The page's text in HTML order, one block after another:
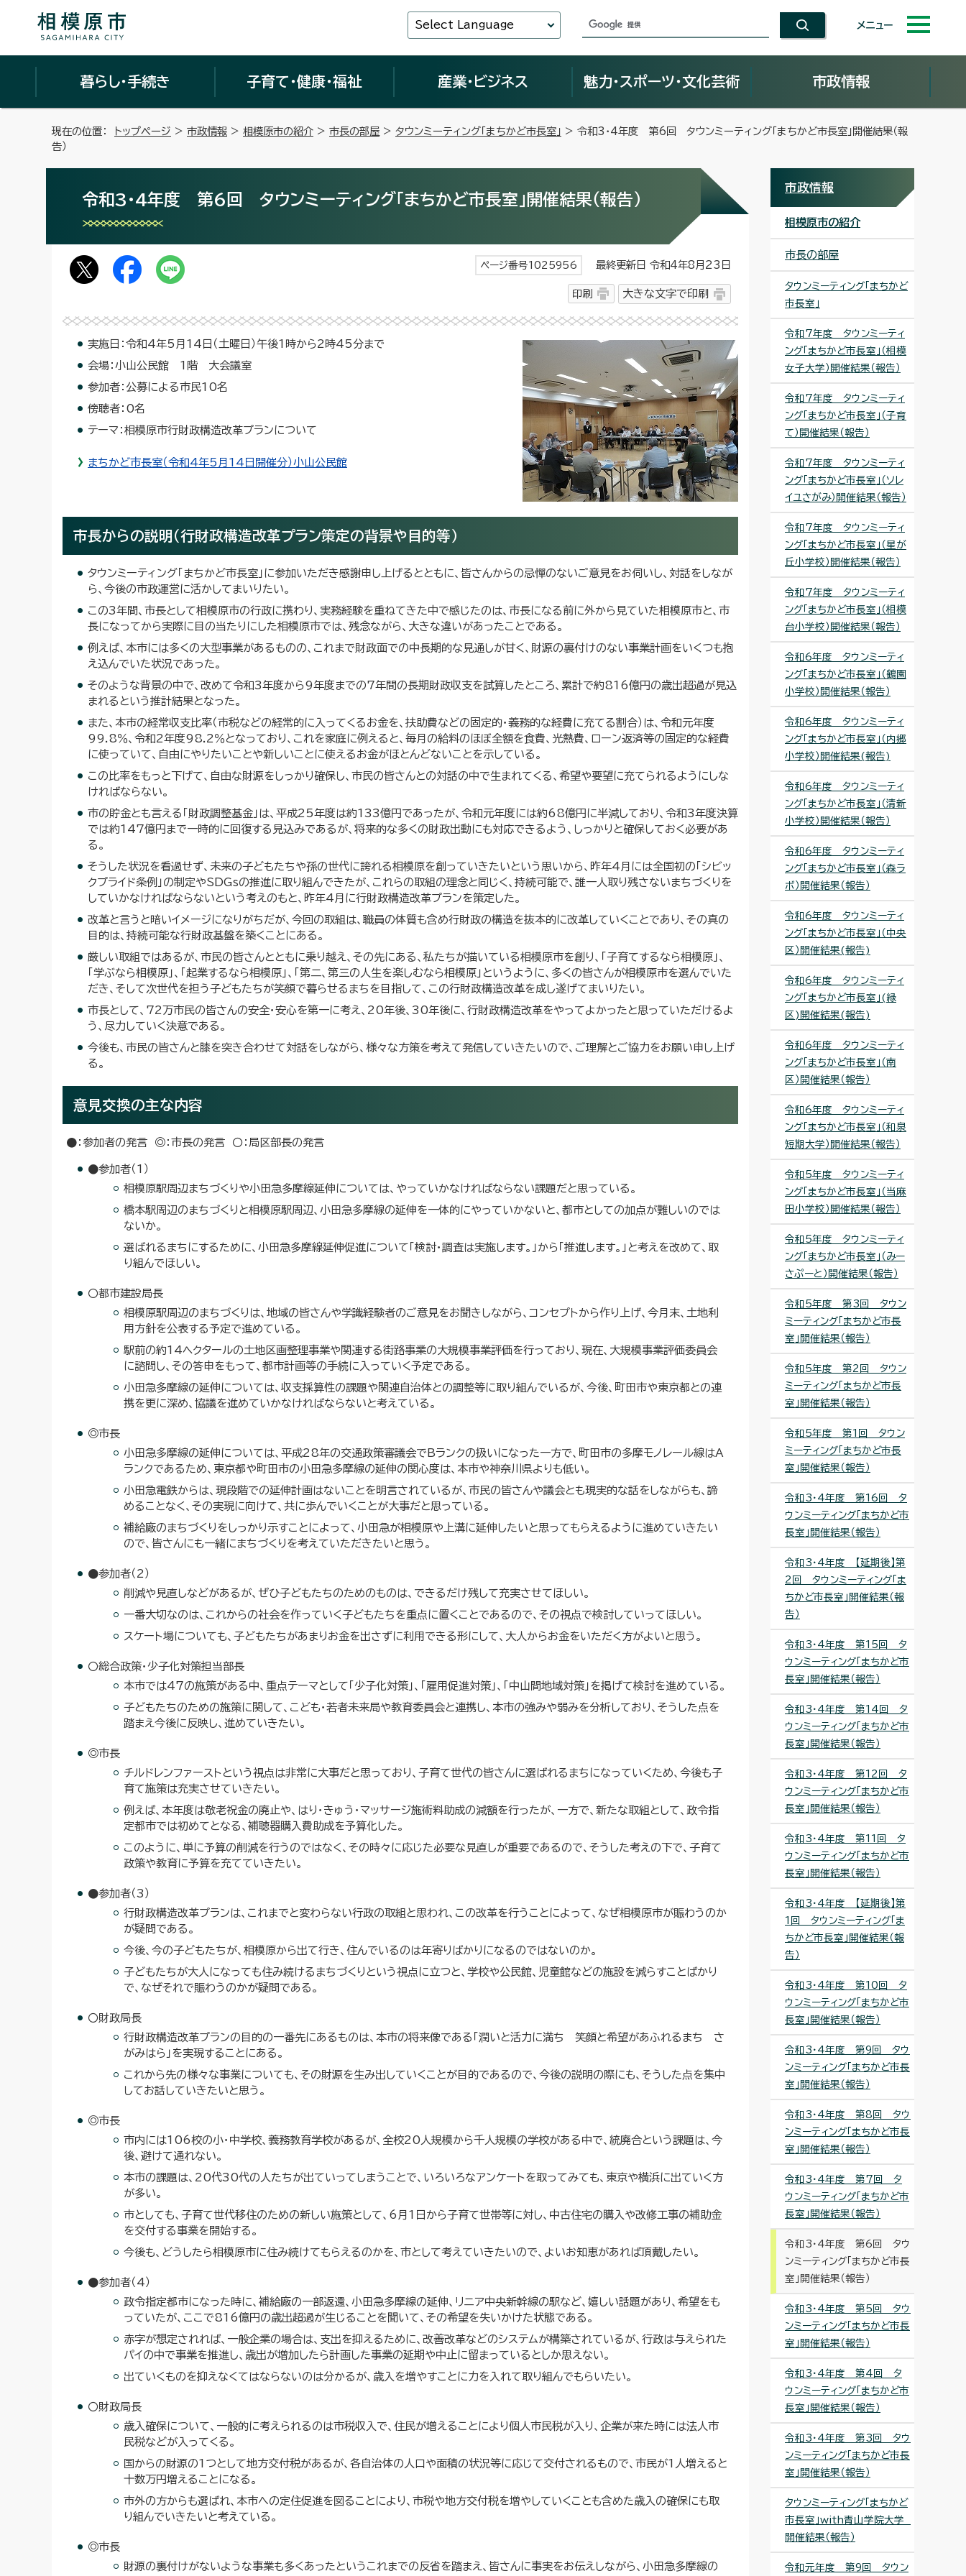
Select Language メニュー
暮らし・手続き 子育て・健康・福祉 産業・ビジネス 魅力・スポーツ・文化芸術 市政情報
現在の位置： トップページ > 市政情報 > 相模原市の紹介 > 市長の部屋 > タウンミーティング「まちかど市長室」 > 令和3・4年度 第6回 タウンミーティング「まちかど市長室」開催結果（報
告）
令和3・4年度 第6回 タウンミーティング「まちかど市長室」開催結果（報告）
ページ番号1025956 最終更新日 令和4年8月23日
印刷 大きな文字で印刷
実施日：令和4年5月14日（土曜日）午後1時から2時45分まで
会場：小山公民館 1階 大会議室
参加者：公募による市民10名
傍聴者：0名
テーマ：相模原市行財政構造改革プランについて
まちかど市長室（令和4年5月14日開催分）小山公民館
市長からの説明（行財政構造改革プラン策定の背景や目的等）
タウンミーティング「まちかど市長室」に参加いただき感謝申し上げるとともに、皆さんからの忌憚のないご意見をお伺いし、対話をしなが
ら、今後の市政運営に活かしてまいりたい。
この3年間、市長として相模原市の行政に携わり、実務経験を重ねてきた中で感じたのは、市長になる前に外から見ていた相模原市と、市
長になってから実際に目の当たりにした相模原市では、残念ながら、大きな違いがあったことである。
例えば、本市には多くの大型事業があるものの、これまで財政面での中長期的な見通しが甘く、財源の裏付けのない事業計画をいくつも抱
え込んでいた状況であった。
そのような背景の中で、改めて令和3年度から9年度までの7年間の長期財政収支を試算したところ、累計で約816億円の歳出超過が見込
まれるという推計結果となった。
また、本市の経常収支比率（市税などの経常的に入ってくるお金を、扶助費などの固定的・義務的な経費に充てる割合）は、令和元年度
99.8％、令和2年度98.2％となっており、これを家庭に例えると、毎月の給料のほぼ全額を食費、光熱費、ローン返済等の固定的な経費
に使っていて、自由にやりたいことや新しいことに使えるお金がほとんどないことを示している。
この比率をもっと下げて、自由な財源をしっかり確保し、市民の皆さんとの対話の中で生まれてくる、希望や要望に充てられるようにしな
ければならない。
市の貯金とも言える「財政調整基金」は、平成25年度は約133億円であったが、令和元年度には約68億円に半減しており、令和3年度決算
では約147億円まで一時的に回復する見込みであるが、将来的な多くの財政出動にも対応できるよう、しっかりと確保しておく必要があ
る。
そうした状況を看過せず、未来の子どもたちや孫の世代に誇れる相模原を創っていきたいという思いから、昨年4月には全国初の「シビッ
クプライド条例」の制定やSDGsの推進に取り組んできたが、これらの取組の理念と同じく、持続可能で、誰一人取り残さないまちづくりを
していかなければならないという考えのもと、昨年4月に行財政構造改革プランを策定した。
改革と言うと暗いイメージになりがちだが、今回の取組は、職員の体質も含め行財政の構造を抜本的に改革していくことであり、その真の
目的は、持続可能な行財政基盤を築くことにある。
厳しい取組ではあるが、市民の皆さんとともに乗り越え、その先にある、私たちが描いている相模原市を創り、「子育てするなら相模原」、
「学ぶなら相模原」、「起業するなら相模原」、「第二、第三の人生を楽しむなら相模原」というように、多くの皆さんが相模原市を選んでいた
だき、そして次世代を担う子どもたちが笑顔で暮らせるまちを目指して、この行財政構造改革を成し遂げてまいりたい。
市長として、72万市民の皆さんの安全・安心を第一に考え、20年後、30年後に、行財政構造改革をやってよかったと思っていただけるよ
う、尽力していく決意である。
今後も、市民の皆さんと膝を突き合わせて対話をしながら、様々な方策を考えて発信していきたいので、ご理解とご協力をお願い申し上げ
る。
意見交換の主な内容
●：参加者の発言 ◎：市長の発言 〇：局区部長の発言
●参加者（1）
相模原駅周辺まちづくりや小田急多摩線延伸については、やっていかなければならない課題だと思っている。
橋本駅周辺のまちづくりと相模原駅周辺、小田急多摩線の延伸を一体的にやっていかないと、都市としての加点が難しいのでは
ないか。
選ばれるまちにするために、小田急多摩線延伸促進について「検討・調査は実施します。」から「推進します。」と考えを改めて、取
り組んでほしい。
〇都市建設局長
相模原駅周辺のまちづくりは、地域の皆さんや学識経験者のご意見をお聞きしながら、コンセプトから作り上げ、今月末、土地利
用方針を公表する予定で進めている。
駅前の約14ヘクタールの土地区画整理事業や関連する街路事業の大規模事業評価を行っており、現在、大規模事業評価委員会
に諮問し、その答申をもって、都市計画等の手続に入っていく予定である。
小田急多摩線の延伸については、収支採算性の課題や関連自治体との調整等に取り組んでいるが、今後、町田市や東京都との連
携を更に深め、協議を進めていかなければならないと考えている。
◎市長
小田急多摩線の延伸については、平成28年の交通政策審議会でBランクの扱いになった一方で、町田市の多摩モノレール線はA
ランクであるため、東京都や町田市の小田急多摩線の延伸の関心度は、本市や神奈川県よりも低い。
小田急電鉄からは、現段階での延伸計画はないことを明言されているが、市民の皆さんや議会とも現実的な話をしながらも、諦
めることなく、その実現に向けて、共に歩んでいくことが大事だと思っている。
補給廠のまちづくりをしっかり示すことによって、小田急が相模原や上溝に延伸したいと思ってもらえるように進めていきたい
ので、皆さんにも一緒にまちづくりを考えていただきたいと思う。
●参加者（2）
削減や見直しなどがあるが、ぜひ子どもたちのためのものは、できるだけ残して充実させてほしい。
一番大切なのは、これからの社会を作っていく子どもたちを重点に置くことであるので、その視点で検討していってほしい。
スケート場についても、子どもたちがあまりお金を出さずに利用できる形にして、大人からお金をいただく方がよいと思う。
〇総合政策・少子化対策担当部長
本市では47の施策がある中、重点テーマとして「少子化対策」、「雇用促進対策」、「中山間地域対策」を掲げて検討を進めている。
子どもたちのための施策に関して、こども・若者未来局や教育委員会と連携し、本市の強みや弱みを分析しており、そうした点を
踏まえ今後に反映し、進めていきたい。
◎市長
チルドレンファーストという視点は非常に大事だと思っており、子育て世代の皆さんに選ばれるまちになっていくため、今後も子
育て施策は充実させていきたい。
例えば、本年度は敬老祝金の廃止や、はり・きゅう・マッサージ施術料助成の減額を行ったが、一方で、新たな取組として、政令指
定都市では初めてとなる、補聴器購入費助成を予算化した。
このように、単に予算の削減を行うのではなく、その時々に応じた必要な見直しが重要であるので、そうした考えの下で、子育て
政策や教育に予算を充てていきたい。
●参加者（3）
行財政構造改革プランは、これまでと変わらない行政の取組と思われ、この改革を行うことによって、なぜ相模原市が賑わうのか
が疑問である。
今後、今の子どもたちが、相模原から出て行き、住んでいるのは年寄りばかりになるのではないのか。
子どもたちが大人になっても住み続けるまちづくりという視点に立つと、学校や公民館、児童館などの施設を減らすことばかり
で、なぜそれで賑わうのかが疑問である。
〇財政局長
行財政構造改革プランの目的の一番先にあるものは、本市の将来像である「潤いと活力に満ち 笑顔と希望があふれるまち さ
がみはら」を実現することにある。
これから先の様々な事業についても、その財源を生み出していくことが目的であるので、今後の説明の際にも、そうした点を集中
してお話していきたいと思う。
◎市長
市内には106校の小・中学校、義務教育学校があるが、全校20人規模から千人規模の学校がある中で、統廃合という課題は、今
後、避けて通れない。
本市の課題は、20代30代の人たちが出ていってしまうことで、いろいろなアンケートを取ってみても、東京や横浜に出ていく方
が多い。
市としても、子育て世代移住のための新しい施策として、6月1日から子育て世帯等に対し、中古住宅の購入や改修工事の補助金
を交付する事業を開始する。
今後も、どうしたら相模原市に住み続けてもらえるのかを、市として考えていきたいので、よいお知恵があれば頂戴したい。
●参加者（4）
政令指定都市になった時に、補給廠の一部返還、小田急多摩線の延伸、リニア中央新幹線の駅など、嬉しい話題があり、希望をも
っていたが、ここで816億円の歳出超過が生じることを聞いて、その希望を失いかけた状態である。
赤字が想定されれば、一般企業の場合は、支出を抑えるために、改善改革などのシステムが構築されているが、行政は与えられた
パイの中で事業を推進し、歳出が増加したら計画した事業の延期や中止に留まっているとしか思えない。
出ていくものを抑えなくてはならないのは分かるが、歳入を増やすことに力を入れて取り組んでもらいたい。
〇財政局長
歳入確保について、一般的に考えられるのは市税収入で、住民が増えることにより個人市民税が入り、企業が来た時には法人市
民税などが入ってくる。
国からの財源の1つとして地方交付税があるが、各自治体の人口や面積の状況等に応じて交付されるもので、市民が1人増えると
十数万円増えることになる。
市外の方からも選ばれ、本市への定住促進を図ることにより、市税や地方交付税を増やしていくことも含めた歳入の確保にも取
り組んでいきたいと考えている。
◎市長
財源の裏付けがないような事業も多くあったというこれまでの反省を踏まえ、皆さんに事実をお伝えしながら、小田急多摩線の
市政情報
相模原市の紹介
市長の部屋
タウンミーティング「まちかど
市長室」
令和7年度 タウンミーティ
ング「まちかど市長室」（相模
女子大学）開催結果（報告）
令和7年度 タウンミーティ
ング「まちかど市長室」（子育
て）開催結果（報告）
令和7年度 タウンミーティ
ング「まちかど市長室」（ソレ
イユさがみ）開催結果（報告）
令和7年度 タウンミーティ
ング「まちかど市長室」（星が
丘小学校）開催結果（報告）
令和7年度 タウンミーティ
ング「まちかど市長室」（相模
台小学校）開催結果（報告）
令和6年度 タウンミーティ
ング「まちかど市長室」（鶴園
小学校）開催結果（報告）
令和6年度 タウンミーティ
ング「まちかど市長室」（内郷
小学校）開催結果(報告)
令和6年度 タウンミーティ
ング「まちかど市長室」（清新
小学校）開催結果（報告）
令和6年度 タウンミーティ
ング「まちかど市長室」（森ラ
ボ）開催結果（報告）
令和6年度 タウンミーティ
ング「まちかど市長室」（中央
区）開催結果(報告)
令和6年度 タウンミーティ
ング「まちかど市長室」(緑
区)開催結果(報告)
令和6年度 タウンミーティ
ング「まちかど市長室」（南
区）開催結果（報告）
令和6年度 タウンミーティ
ング「まちかど市長室」（和泉
短期大学）開催結果（報告）
令和5年度 タウンミーティ
ング「まちかど市長室」（当麻
田小学校）開催結果（報告）
令和5年度 タウンミーティ
ング「まちかど市長室」（みー
さぷーと）開催結果（報告）
令和5年度 第3回 タウン
ミーティング「まちかど市長
室」開催結果（報告）
令和5年度 第2回 タウン
ミーティング「まちかど市長
室」開催結果（報告）
令和5年度 第1回 タウン
ミーティング「まちかど市長
室」開催結果（報告）
令和3・4年度 第16回 タ
ウンミーティング「まちかど市
長室」開催結果（報告）
令和3・4年度 【延期後】第
2回 タウンミーティング「ま
ちかど市長室」開催結果（報
告）
令和3・4年度 第15回 タ
ウンミーティング「まちかど市
長室」開催結果（報告）
令和3・4年度 第14回 タ
ウンミーティング「まちかど市
長室」開催結果（報告）
令和3・4年度 第12回 タ
ウンミーティング「まちかど市
長室」開催結果（報告）
令和3・4年度 第11回 タ
ウンミーティング「まちかど市
長室」開催結果（報告）
令和3・4年度 【延期後】第
1回 タウンミーティング「ま
ちかど市長室」開催結果（報
告）
令和3・4年度 第10回 タ
ウンミーティング「まちかど市
長室」開催結果（報告）
令和3・4年度 第9回 タウ
ンミーティング「まちかど市長
室」開催結果（報告）
令和3・4年度 第8回 タウ
ンミーティング「まちかど市長
室」開催結果（報告）
令和3・4年度 第7回 タ
ウンミーティング「まちかど市
長室」開催結果（報告）
令和3・4年度 第6回 タウ
ンミーティング「まちかど市長
室」開催結果（報告）
令和3・4年度 第5回 タウ
ンミーティング「まちかど市長
室」開催結果（報告）
令和3・4年度 第4回 タ
ウンミーティング「まちかど市
長室」開催結果（報告）
令和3・4年度 第3回 タウ
ンミーティング「まちかど市長
室」開催結果（報告）
タウンミーティング「まちかど
市長室」with青山学院大学
開催結果（報告）
令和元年度 第9回 タウン